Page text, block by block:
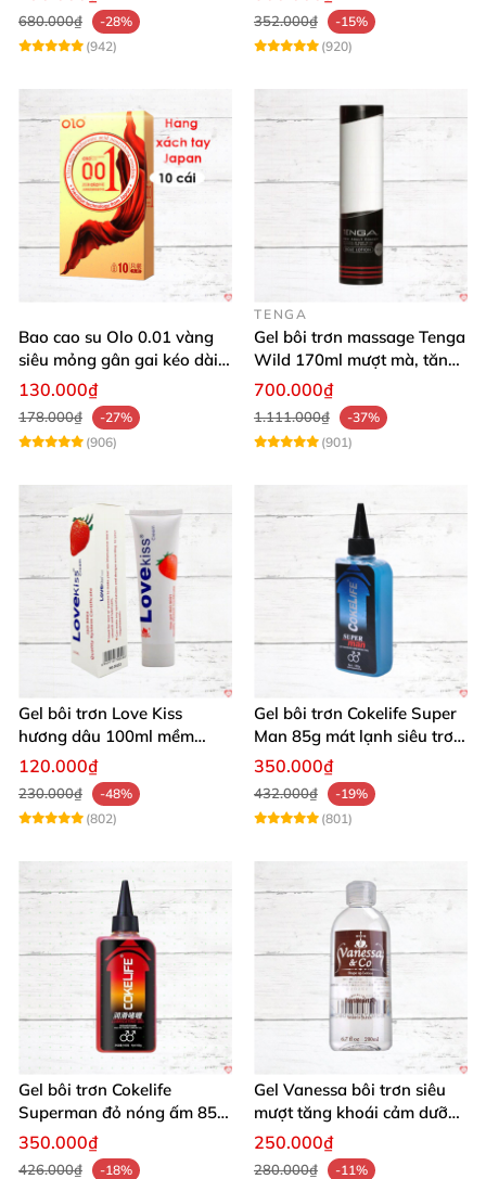
680.000₫
-28%
(942)
352.000₫
-15%
(920)
Bao cao su Olo 0.01 vàng
siêu mỏng gân gai kéo dài
yêu đỉnh
130.000₫
178.000₫
-27%
(906)
TENGA
Gel bôi trơn massage Tenga
Wild 170ml mượt mà, tăng
khoái cảm
700.000₫
1.111.000₫
-37%
(901)
Gel bôi trơn Love Kiss
hương dâu 100ml mềm
mượt an toàn thơm
120.000₫
230.000₫
-48%
(802)
Gel bôi trơn Cokelife Super
Man 85g mát lạnh siêu trơn
an toàn
350.000₫
432.000₫
-19%
(801)
Gel bôi trơn Cokelife
Superman đỏ nóng ấm 85g
giảm đau rát
350.000₫
426.000₫
-18%
Gel Vanessa bôi trơn siêu
mượt tăng khoái cảm dưỡng
ẩm 200ml
250.000₫
280.000₫
-11%